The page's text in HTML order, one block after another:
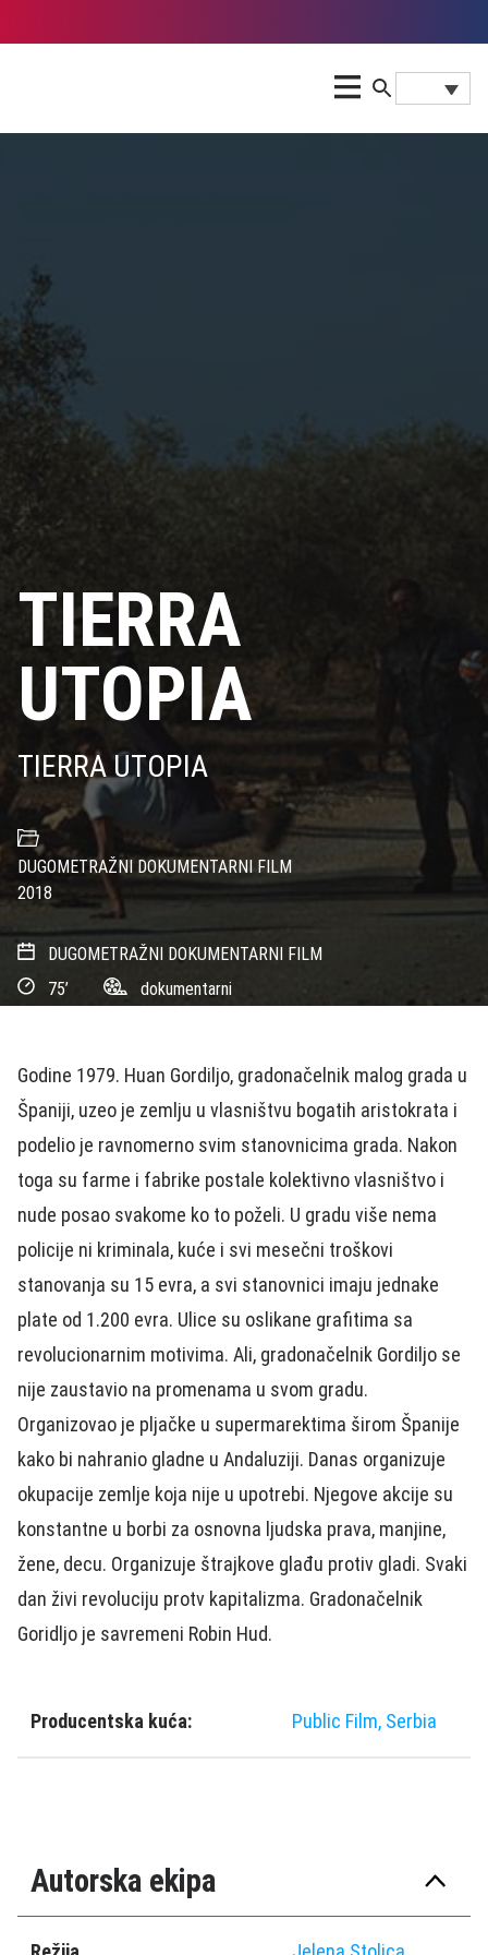
TIERRA
UTOPIA
TIERRA UTOPIA
DUGOMETRAŽNI DOKUMENTARNI FILM
2018
DUGOMETRAŽNI DOKUMENTARNI FILM
75’
dokumentarni
Godine 1979. Huan Gordiljo, gradonačelnik malog grada u
Španiji, uzeo je zemlju u vlasništvu bogatih aristokrata i
podelio je ravnomerno svim stanovnicima grada. Nakon
toga su farme i fabrike postale kolektivno vlasništvo i
nude posao svakome ko to poželi. U gradu više nema
policije ni kriminala, kuće i svi mesečni troškovi
stanovanja su 15 evra, a svi stanovnici imaju jednake
plate od 1.200 evra. Ulice su oslikane grafitima sa
revolucionarnim motivima. Ali, gradonačelnik Gordiljo se
nije zaustavio na promenama u svom gradu.
Organizovao je pljačke u supermarektima širom Španije
kako bi nahranio gladne u Andaluziji. Danas organizuje
okupacije zemlje koja nije u upotrebi. Njegove akcije su
konstantne u borbi za osnovna ljudska prava, manjine,
žene, decu. Organizuje štrajkove glađu protiv gladi. Svaki
dan živi revoluciju protv kapitalizma. Gradonačelnik
Goridljo je savremeni Robin Hud.
Producentska kuća: Public Film, Serbia
Autorska ekipa